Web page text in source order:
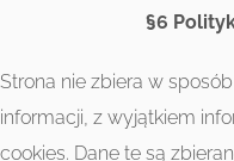
§6
Strona nie zbiera w
informacji, z wyjątkiem
cookies. Dane te są